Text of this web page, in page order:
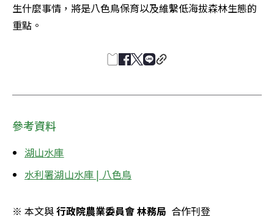
生什麼事情，將是八色鳥保育以及維繫低海拔森林生態的
重點。
參考資料
湖山水庫
水利署湖山水庫 | 八色鳥
※ 本文與 行政院農業委員會 林務局 合作刊登